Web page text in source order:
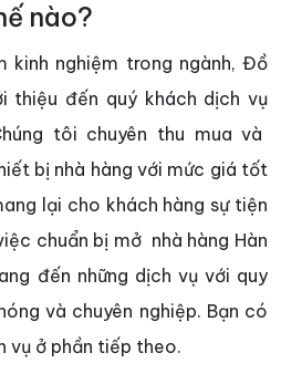
nào?
kinh nghiệm trong ngành, Đồ
thiệu đến quý khách dịch vụ
tôi chuyên thu mua và
bị nhà hàng với mức giá tốt
lại cho khách hàng sự tiện
chuẩn bị mở nhà hàng Hàn
đến những dịch vụ với quy
và chuyên nghiệp. Bạn có
vụ ở phần tiếp theo.